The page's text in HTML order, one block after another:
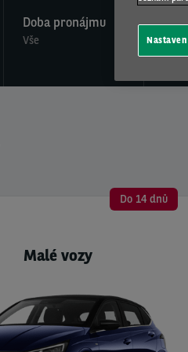
Doba pronájmu
Vše
Vše
Do 14 dnů
Malé vozy